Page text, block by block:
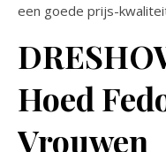
een goede prijs-
Hoed
Vrouwen